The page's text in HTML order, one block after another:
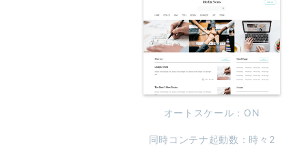
オートスケール：ON
同時コンテナ起動数：時々2